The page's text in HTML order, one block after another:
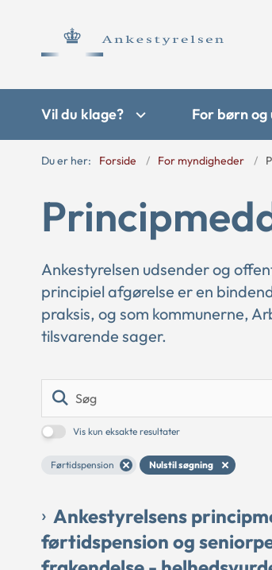
Vil du klage? For børn og
Du er her: Forside For myndigheder
Ankestyrelsen udsender og
principiel afgørelse er en
praksis, og som kommunerne,
tilsvarende sager.
Vis kun eksakte resultater
Førtidspension Nulstil søgning
Ankestyrelsens
førtidspension og